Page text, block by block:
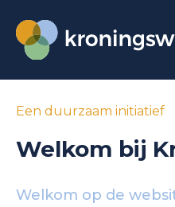
Een duurzaam initiatief
Welkom bij
Welkom op de